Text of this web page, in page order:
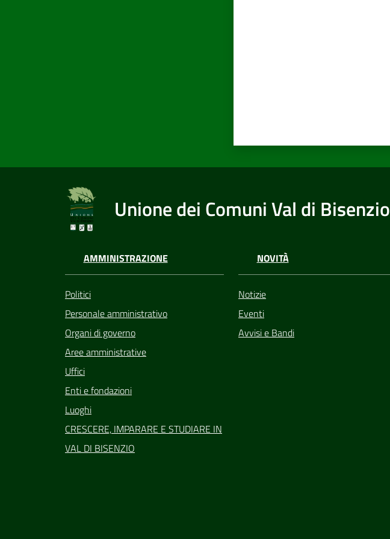
Unione dei Comuni Val di Bisenzio
AMMINISTRAZIONE
Politici
Personale amministrativo
Organi di governo
Aree amministrative
Uffici
Enti e fondazioni
Luoghi
CRESCERE, IMPARARE E STUDIARE IN
VAL DI BISENZIO
NOVITÀ
Notizie
Eventi
Avvisi e Bandi